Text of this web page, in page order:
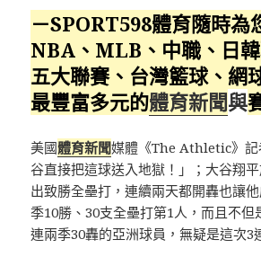
－SPORT598體育隨時為
NBA、MLB、中職、日
五大聯賽、台灣籃球、網
最豐富多元的體育新聞與
美國體育新聞媒體《The Athletic》記
谷直接把這球送入地獄！」；大谷翔
出致勝全壘打，連續兩天都開轟也讓
季10勝、30支全壘打第1人，而且不但
連兩季30轟的亞洲球員，無疑是這次3